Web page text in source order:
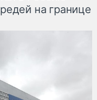
на границе